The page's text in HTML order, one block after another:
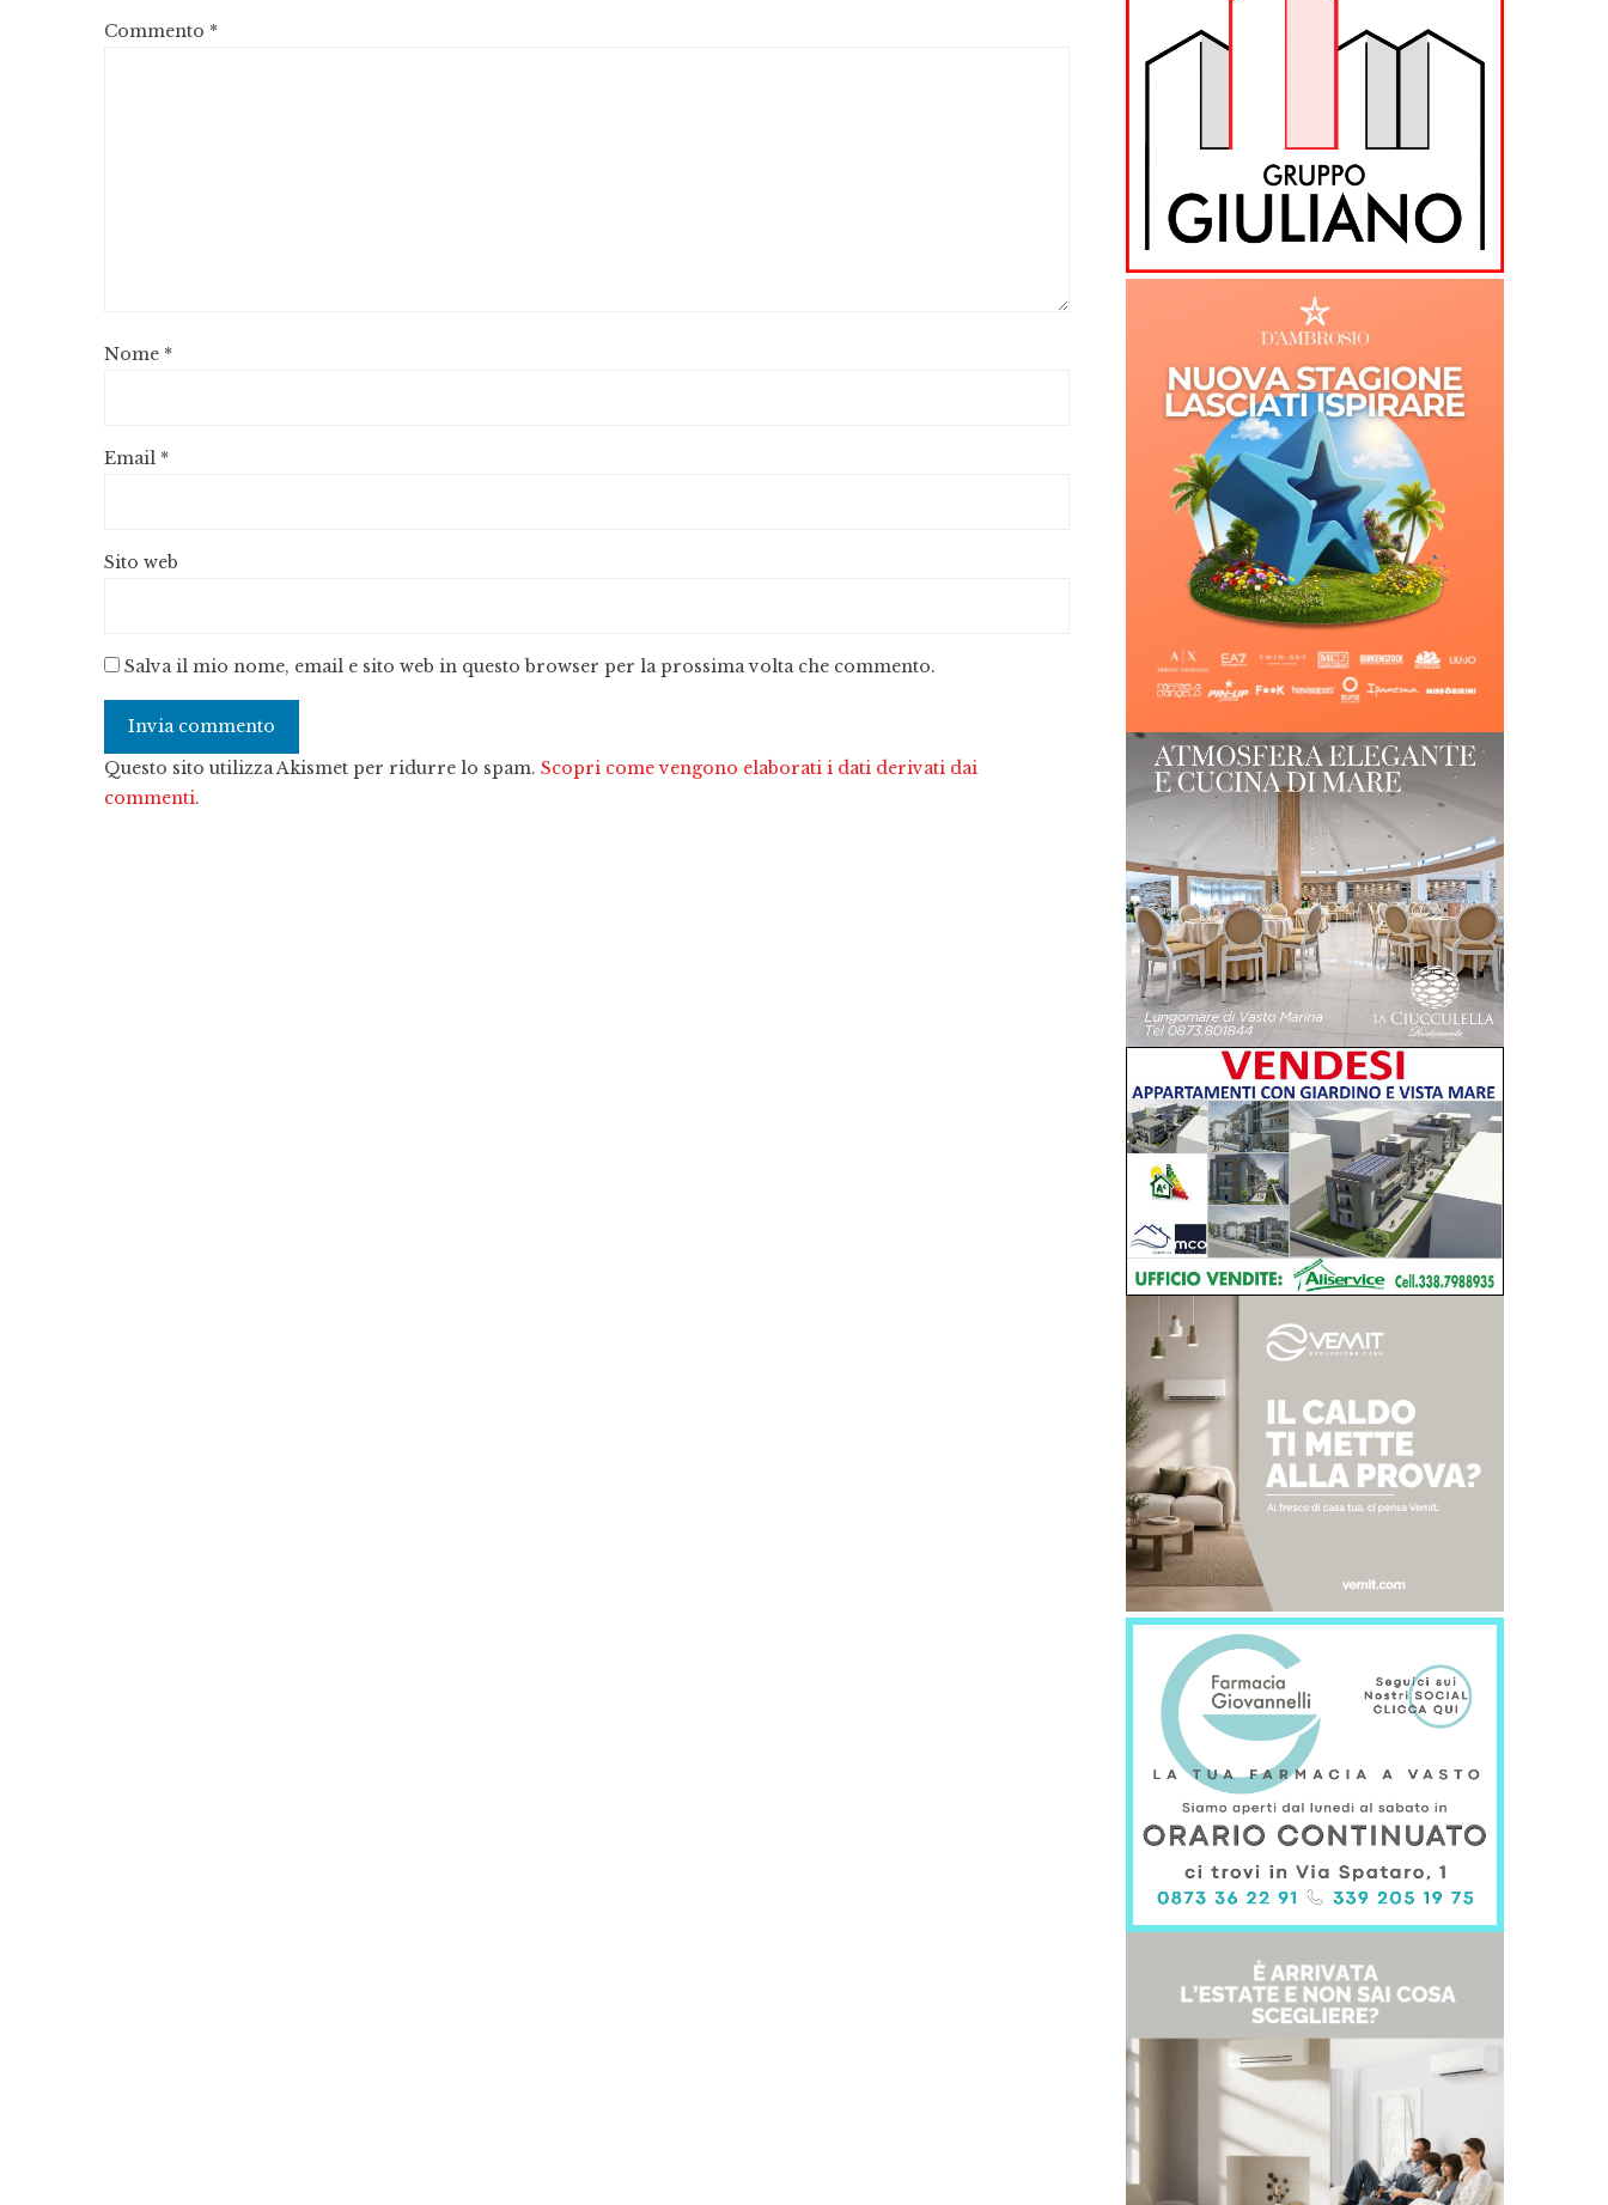
Commento *
Nome *
Email *
Sito web
Salva il mio nome, email e sito web in questo browser per la prossima volta che commento.
Questo sito utilizza Akismet per ridurre lo spam. Scopri come vengono elaborati i dati derivati dai
commenti.